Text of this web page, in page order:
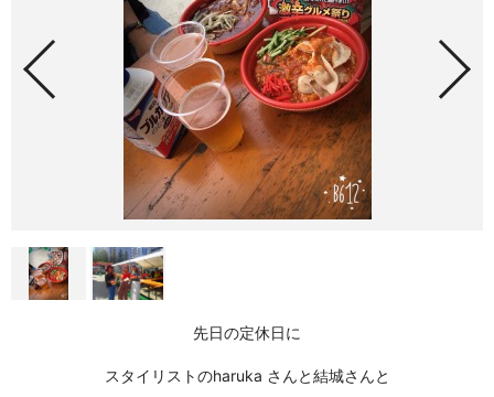
先日の定休日に
スタイリストのharuka さんと結城さんと